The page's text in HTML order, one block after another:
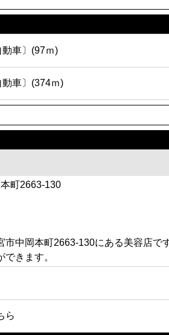
車〕(97ｍ)
車〕(374ｍ)
町2663-130
市中岡本町2663-130にある美容店
きます。
ら